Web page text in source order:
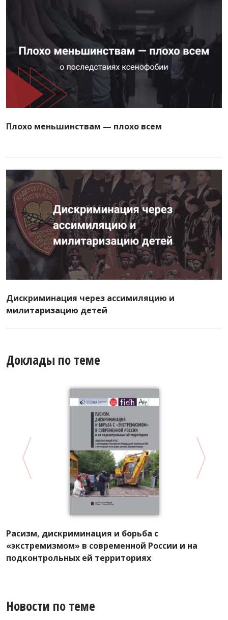
Плохо меньшинствам — плохо всем
Дискриминация через ассимиляцию и
милитаризацию детей
Доклады по теме
Расизм, дискриминация и борьба с
«экстремизмом» в современной России и на
подконтрольных ей территориях
Новости по теме